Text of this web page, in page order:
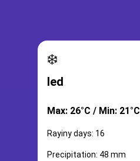
❄️
led
Max: 26°C / Min: 21°C
Rayiny days: 16
Precipitation: 48 mm